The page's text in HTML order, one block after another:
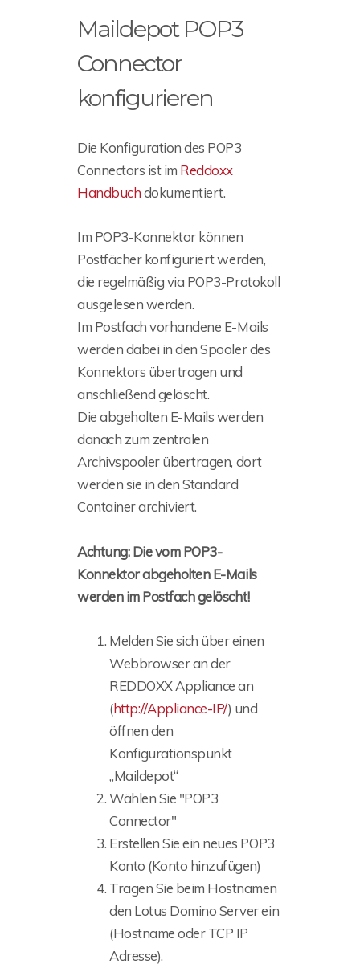
Maildepot POP3
Connector
konfigurieren
Die Konfiguration des POP3
Connectors ist im Reddoxx
Handbuchdokumentiert.
Im POP3-Konnektor können
Postfächer konfiguriert werden,
die regelmäßig via POP3-Protokoll
ausgelesen werden.
Im Postfach vorhandene E-Mails
werden dabei in den Spooler des
Konnektors übertragen und
anschließend gelöscht.
Die abgeholten E-Mails werden
danach zum zentralen
Archivspooler übertragen, dort
werden sie in den Standard
Container archiviert.
Achtung: Die vom POP3-
Konnektor abgeholten E-Mails
werden im Postfach gelöscht!
Melden Sie sich über einen
Webbrowser an der
REDDOXX Appliance an
(http://Appliance-IP/) und
öffnen den
Konfigurationspunkt
„Maildepot“
Wählen Sie "POP3
Connector"
Erstellen Sie ein neues POP3
Konto (Konto hinzufügen)
Tragen Sie beim Hostnamen
den Lotus Domino Server ein
(Hostname oder TCP IP
Adresse).